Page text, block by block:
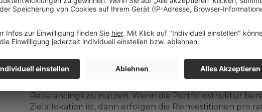
oder Zinsen?
Alle Erträge aus ausgeschütteten Dividenden oder
Handelszyklus reinvestiert. Dabei werden sie zunächst
Positionen aufzustocken. So ist es uns möglich, die
Rebalancings zu nutzen. Wenn die Portfoliostruktur
Zielallokation ist, dann erfolgen die Reinvestitionen pro